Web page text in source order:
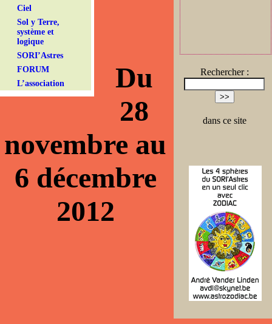
Ciel
Sol y Terre,
système et
logique
SORI’Astres
FORUM
L’association
Rechercher :
dans ce site
Du
28
novembre au
6 décembre
2012